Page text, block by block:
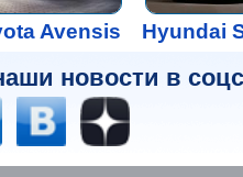
Avensis Hyundai
новости в